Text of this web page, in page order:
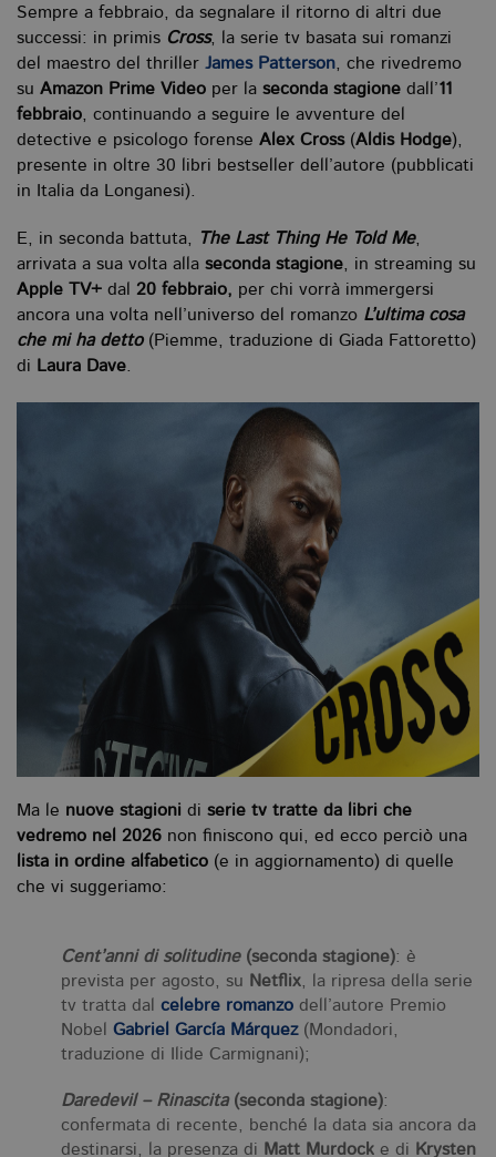
Sempre a febbraio, da segnalare il ritorno di altri due
successi: in primis Cross, la serie tv basata sui romanzi
del maestro del thriller James Patterson, che rivedremo
su Amazon Prime Video per la seconda stagione dall’11
febbraio, continuando a seguire le avventure del
detective e psicologo forense Alex Cross(Aldis Hodge),
presente in oltre 30 libri bestseller dell’autore (pubblicati
in Italia da Longanesi).
E, in seconda battuta, The Last Thing He Told Me,
arrivata a sua volta alla seconda stagione, in streaming su
Apple TV+ dal 20 febbraio, per chi vorrà immergersi
ancora una volta nell’universo del romanzo L’ultima cosa
che mi ha detto(Piemme, traduzione di Giada Fattoretto)
di Laura Dave.
Ma le nuove stagioni di serie tv tratte da libri che
vedremo nel 2026 non finiscono qui, ed ecco perciò una
lista in ordine alfabetico (e in aggiornamento) di quelle
che vi suggeriamo:
Cent’anni di solitudine(seconda stagione): è
prevista per agosto, su Netflix, la ripresa della serie
tv tratta dal celebre romanzo dell’autore Premio
Nobel Gabriel García Márquez(Mondadori,
traduzione di Ilide Carmignani);
Daredevil – Rinascita(seconda stagione):
confermata di recente, benché la data sia ancora da
destinarsi, la presenza di Matt Murdock e di Krysten